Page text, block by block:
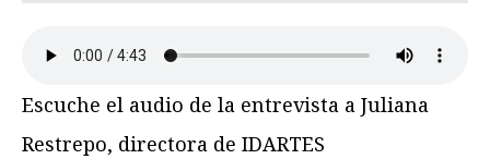
Escuche el audio de la entrevista a Juliana
Restrepo, directora de IDARTES